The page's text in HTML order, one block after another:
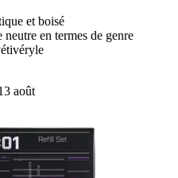
et boisé
en termes de genre
août